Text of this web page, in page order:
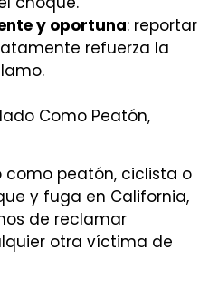
y oportuna: reportar
refuerza la
Como Peatón,
como peatón, ciclista o
y fuga en California,
de reclamar
otra víctima de